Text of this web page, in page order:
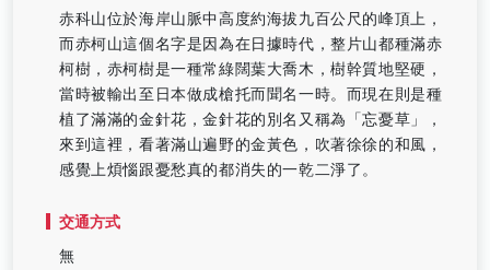
赤科山位於海岸山脈中高度約海拔九百公尺的峰頂上，
而赤柯山這個名字是因為在日據時代，整片山都種滿赤
柯樹，赤柯樹是一種常綠闊葉大喬木，樹幹質地堅硬，
當時被輸出至日本做成槍托而聞名一時。而現在則是種
植了滿滿的金針花，金針花的別名又稱為「忘憂草」，
來到這裡，看著滿山遍野的金黃色，吹著徐徐的和風，
感覺上煩惱跟憂愁真的都消失的一乾二淨了。
交通方式
無